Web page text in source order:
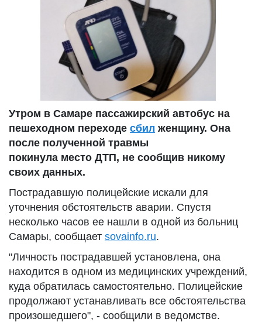
Утром в Самаре пассажирский автобус на
пешеходном переходе сбил женщину. Она
после полученной травмы
покинула место ДТП, не сообщив никому
своих данных.
Пострадавшую полицейские искали для
уточнения обстоятельств аварии. Спустя
несколько часов ее нашли в одной из больниц
Самары, сообщает sovainfo.ru.
"Личность пострадавшей установлена, она
находится в одном из медицинских учреждений,
куда обратилась самостоятельно. Полицейские
продолжают устанавливать все обстоятельства
произошедшего", - сообщили в ведомстве.